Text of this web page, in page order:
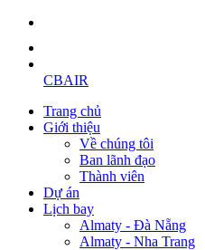
CBAIR
Trang chủ
Giới thiệu
Về chúng tôi
Ban lãnh đạo
Thành viên
Dự án
Lịch bay
Almaty - Đà Nẵng
Almaty - Nha Trang